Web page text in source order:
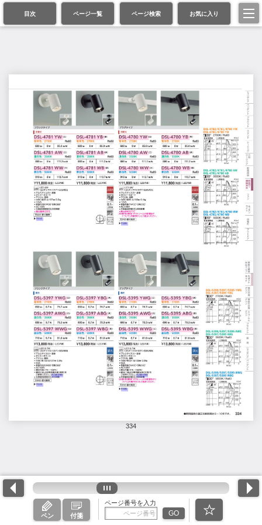
目次 ページ一覧 ページ検索 お気に入り
334
ペン 付箋
ページ番号を入力
GO